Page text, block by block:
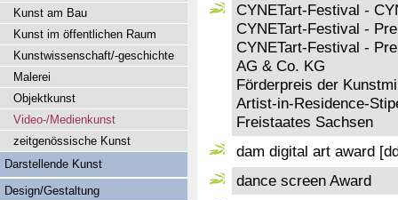
CYNETart-Festival -
CYNETart-Festival -
CYNETart-Festival -
AG & Co. KG
Förderpreis der
Artist-in-Residence-
Freistaates Sachsen
dam digital art award
dance screen Award
Kunst am Bau
Kunst im öffentlichen Raum
Kunstwissenschaft/-geschichte
Malerei
Objektkunst
Video-/Medienkunst
zeitgenössische Kunst
Darstellende Kunst
Design/Gestaltung